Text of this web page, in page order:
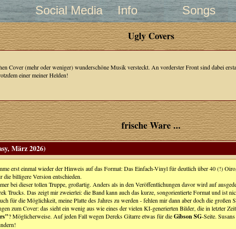
Social Media Info Songs
Ugly Covers
Cover (mehr oder weniger) wunderschöne Musik versteckt. An vorderster Front sind dabei
einer meiner Helden!
frische Ware ...
März 2026)
erst einmal wieder der Hinweis auf das Format: Das Einfach-Vinyl für deutlich über 40 (!)
die billigere Version entschieden.
bei dieser tollen Truppe, großartig. Anders als in den Veröffentlichungen davor wird auf
Trucks. Das zeigt mir zweierlei: die Band kann auch das kurze, songorientierte Format und ist
für die Möglichkeit, meine Platte des Jahres zu werden - fehlen mir dann aber doch die
zum Cover: das sieht ein wenig aus wie eines der vielen KI-generierten Bilder, die in letzter
? Möglicherweise. Auf jeden Fall wegen Dereks Gitarre etwas für dieGibson SG-Seite.